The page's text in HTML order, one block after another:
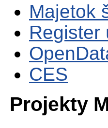
Majetok
Register
CES
Projekty